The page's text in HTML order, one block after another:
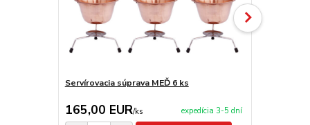
Servírovacia súprava MEĎ 6 ks
165,00 EUR/ks expedícia 3-5 dní